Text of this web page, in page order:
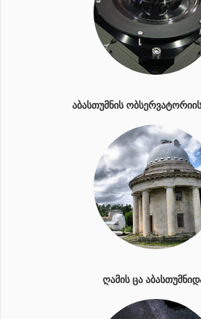
ᲐᲑᲐᲡᲗᲣᲛᲜᲘᲡ
ᲦᲐᲛᲘᲡ ᲪᲐ